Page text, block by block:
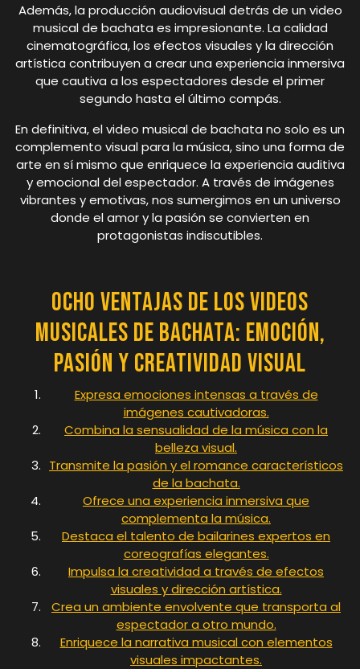
Además, la producción audiovisual detrás de un video
musical de bachata es impresionante. La calidad
cinematográfica, los efectos visuales y la dirección
artística contribuyen a crear una experiencia inmersiva
que cautiva a los espectadores desde el primer
segundo hasta el último compás.
En definitiva, el video musical de bachata no solo es un
complemento visual para la música, sino una forma de
arte en sí mismo que enriquece la experiencia auditiva
y emocional del espectador. A través de imágenes
vibrantes y emotivas, nos sumergimos en un universo
donde el amor y la pasión se convierten en
protagonistas indiscutibles.
Ocho Ventajas de los Videos
Musicales de Bachata: Emoción,
Pasión y Creatividad Visual
Expresa emociones intensas a través de
imágenes cautivadoras.
Combina la sensualidad de la música con la
belleza visual.
Transmite la pasión y el romance característicos
de la bachata.
Ofrece una experiencia inmersiva que
complementa la música.
Destaca el talento de bailarines expertos en
coreografías elegantes.
Impulsa la creatividad a través de efectos
visuales y dirección artística.
Crea un ambiente envolvente que transporta al
espectador a otro mundo.
Enriquece la narrativa musical con elementos
visuales impactantes.